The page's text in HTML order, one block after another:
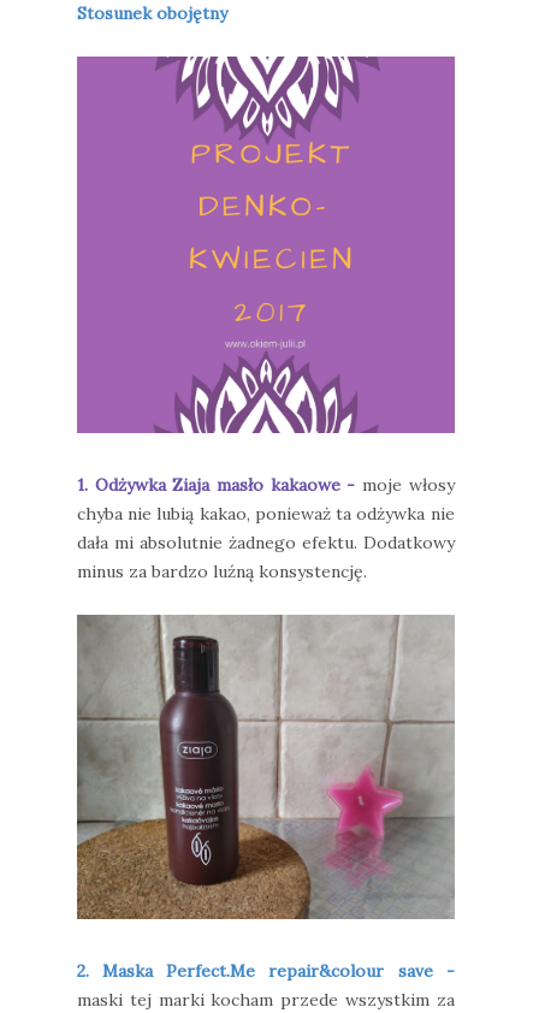
Stosunek obojętny
1. Odżywka Ziaja masło kakaowe - moje włosy
chyba nie lubią kakao, ponieważ ta odżywka nie
dała mi absolutnie żadnego efektu. Dodatkowy
minus za bardzo luźną konsystencję.
2. Maska Perfect.Me repair&colour save -
maski tej marki kocham przede wszystkim za